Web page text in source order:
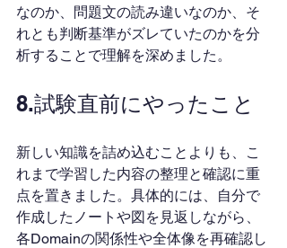
なのか、問題文の読み違いなのか、そ
れとも判断基準がズレていたのかを分
析することで理解を深めました。
8.試験直前にやったこと
新しい知識を詰め込むことよりも、こ
れまで学習した内容の整理と確認に重
点を置きました。具体的には、自分で
作成したノートや図を見返しながら、
各Domainの関係性や全体像を再確認し